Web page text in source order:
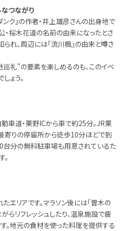
つながり
ク』の作者・井上雄彦さんの出身地で
・桜木花道の名前の由来になったとさ
れ、周辺には「流川楓」の由来と噂さ
礼”の要素を楽しめるのも、このイベ
ょう。
車道・栗野ICから車で約25分。JR栗
寄りの停留所から徒歩10分ほどで到
台分の無料駐車場も用意されているた
エリアです。マラソン後には「曽木の
らリフレッシュしたり、温泉施設で疲
。地元の食材を使った料理を提供する